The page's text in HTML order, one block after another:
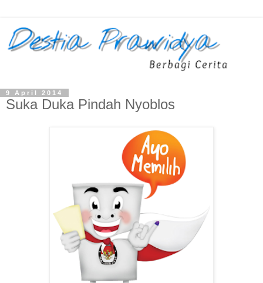
9 April 2014
Suka Duka Pindah Nyoblos